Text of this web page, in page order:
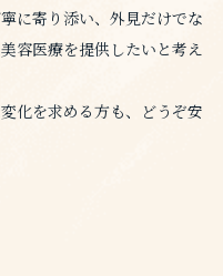
に寄り添い、外見だけでな
容医療を提供したいと考え
化を求める方も、どうぞ安